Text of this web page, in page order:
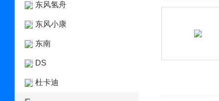
东风氢舟
东风小康
东南
DS
杜卡迪